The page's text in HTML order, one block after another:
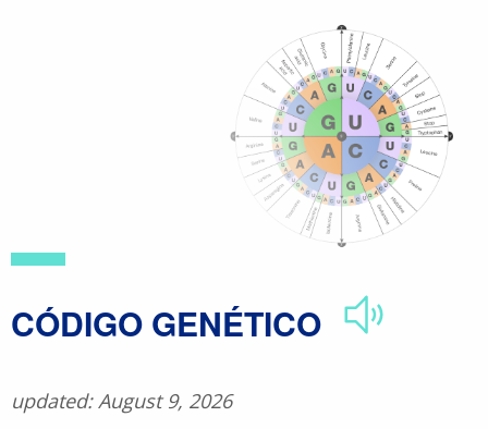
CÓDIGO GENÉTICO
updated: August 9, 2026